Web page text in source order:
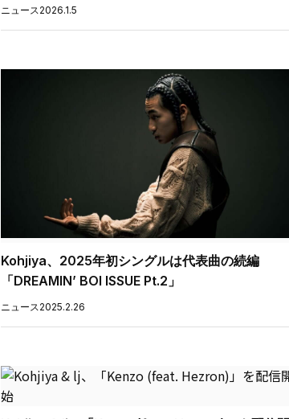
ニュース2026.1.5
Kohjiya、2025年初シングルは代表曲の続編
「DREAMIN’ BOI ISSUE Pt.2」
ニュース2025.2.26